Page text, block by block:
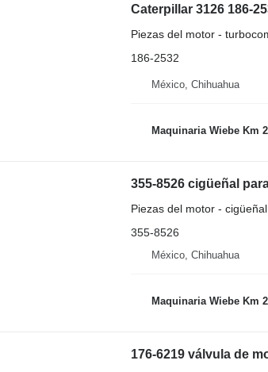
Caterpillar 3126 186-
Piezas del motor -
186-2532
México, Chihuahua
Maquinaria Wiebe Km
355-8526 cigüeñal
Piezas del motor - cigüeñal
355-8526
México, Chihuahua
Maquinaria Wiebe Km